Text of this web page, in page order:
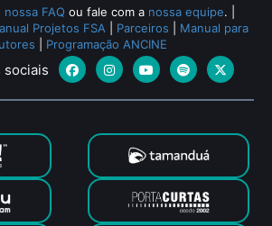
nossa FAQ ou fale com a nossa equipe.
Projetos FSA Parceiros
Manual para
Programação ANCINE
sociais